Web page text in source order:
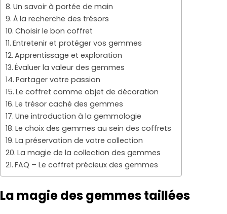
Un savoir à portée de main
À la recherche des trésors
Choisir le bon coffret
Entretenir et protéger vos gemmes
Apprentissage et exploration
Évaluer la valeur des gemmes
Partager votre passion
Le coffret comme objet de décoration
Le trésor caché des gemmes
Une introduction à la gemmologie
Le choix des gemmes au sein des coffrets
La préservation de votre collection
La magie de la collection des gemmes
FAQ – Le coffret précieux des gemmes
La magie des gemmes taillées